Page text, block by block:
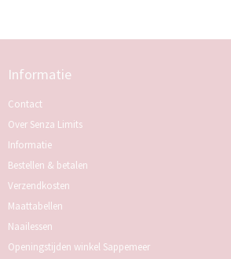
Informatie
Contact
Over Senza Limits
Informatie
Bestellen & betalen
Verzendkosten
Maattabellen
Naailessen
Openingstijden winkel Sappemeer